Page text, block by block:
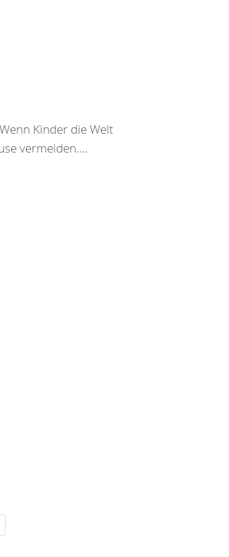
Kinder die Welt
vermeiden....